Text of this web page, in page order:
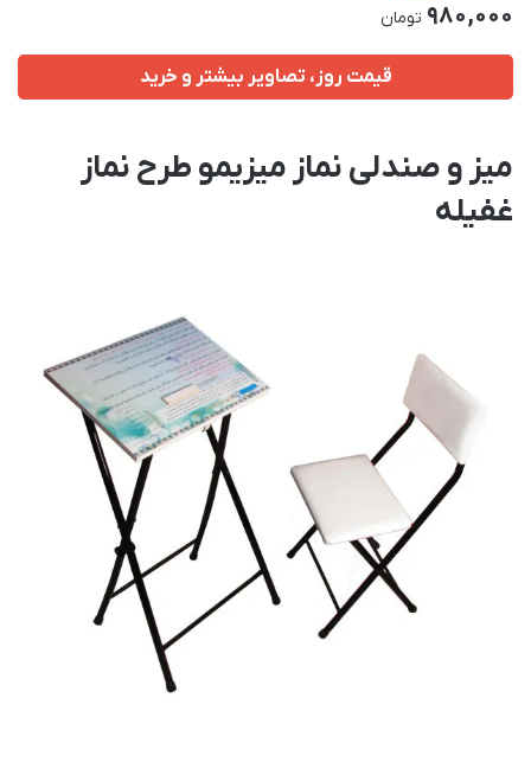
980,000 تومان
قیمت روز، تصاویر بیشتر و خرید
میز و صندلی نماز میزیمو طرح نماز
غفیله